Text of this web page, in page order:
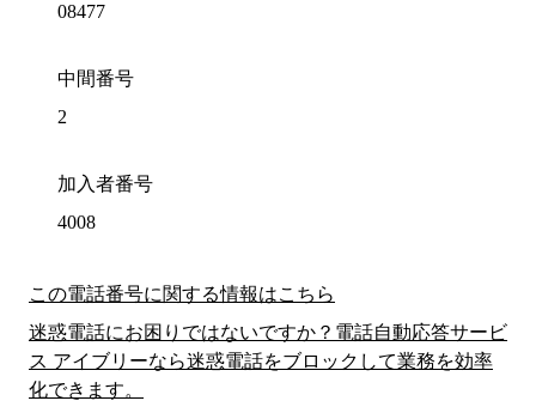
08477
中間番号
2
加入者番号
4008
この電話番号に関する情報はこちら
迷惑電話にお困りではないですか？電話自動応答サービ
ス アイブリーなら迷惑電話をブロックして業務を効率
化できます。